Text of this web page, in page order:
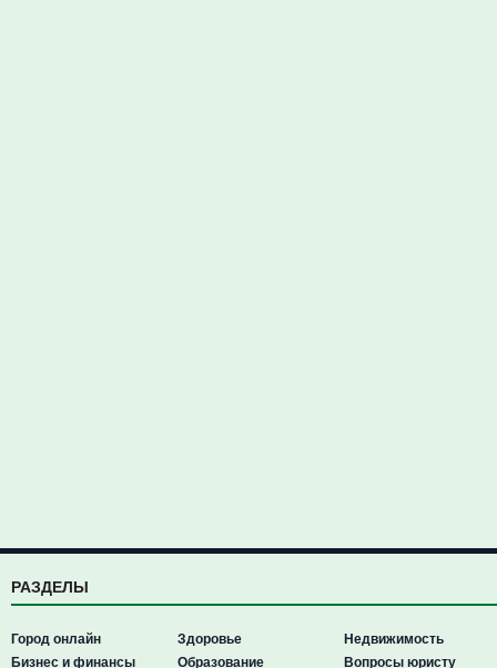
РАЗДЕЛЫ
Город онлайн
Бизнес и финансы
Здоровье
Образование
Недвижимость
Вопросы юристу